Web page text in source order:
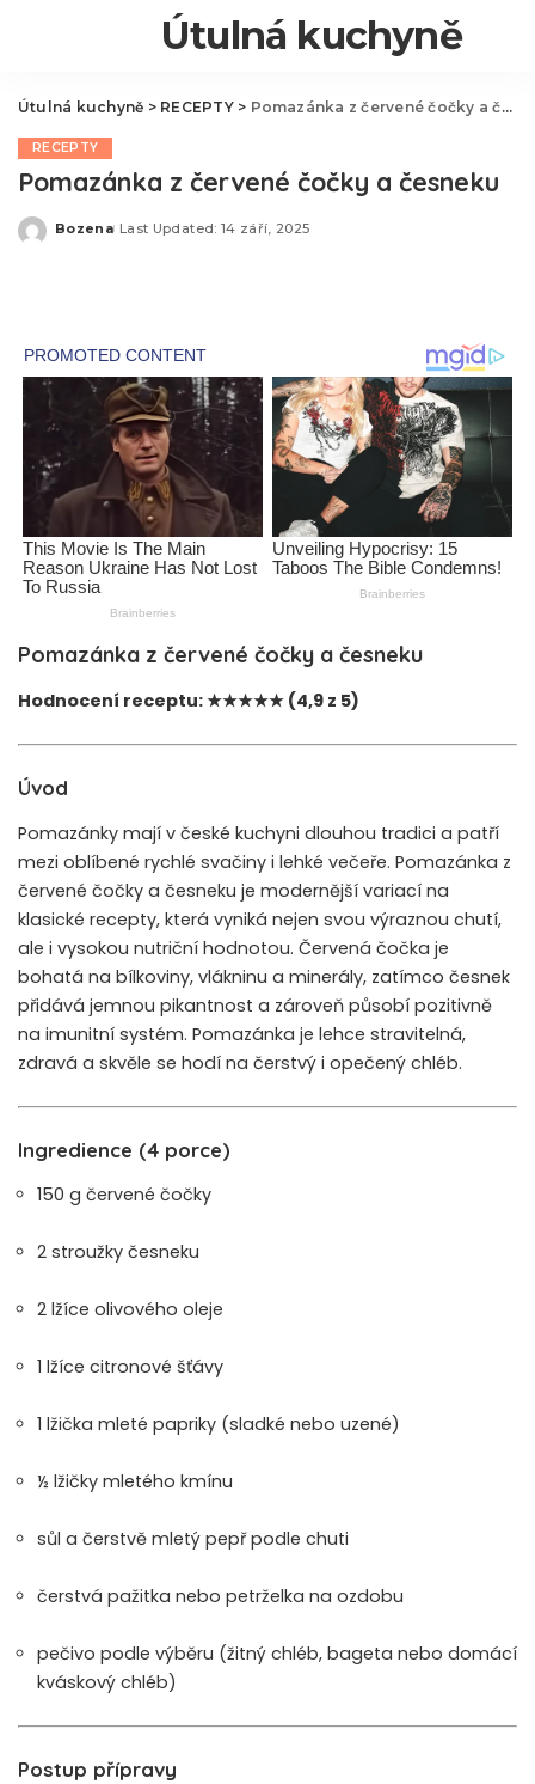
Útulná kuchyně
Útulná kuchyně > RECEPTY> Pomazánka z červené čočky a česneku
RECEPTY
Pomazánka z červené čočky a česneku
Posted
Bozena Last Updated: 14 září, 2025
Pomazánka z červené čočky a česneku
Hodnocení receptu: ★★★★★ (4,9 z 5)
Úvod
Pomazánky mají v české kuchyni dlouhou tradici a patří
mezi oblíbené rychlé svačiny i lehké večeře. Pomazánka z
červené čočky a česneku je modernější variací na
klasické recepty, která vyniká nejen svou výraznou chutí,
ale i vysokou nutriční hodnotou. Červená čočka je
bohatá na bílkoviny, vlákninu a minerály, zatímco česnek
přidává jemnou pikantnost a zároveň působí pozitivně
na imunitní systém. Pomazánka je lehce stravitelná,
zdravá a skvěle se hodí na čerstvý i opečený chléb.
Ingredience (4 porce)
150 g červené čočky
2 stroužky česneku
2 lžíce olivového oleje
1 lžíce citronové šťávy
1 lžička mleté papriky (sladké nebo uzené)
½ lžičky mletého kmínu
sůl a čerstvě mletý pepř podle chuti
čerstvá pažitka nebo petrželka na ozdobu
pečivo podle výběru (žitný chléb, bageta nebo domácí
kváskový chléb)
Postup přípravy